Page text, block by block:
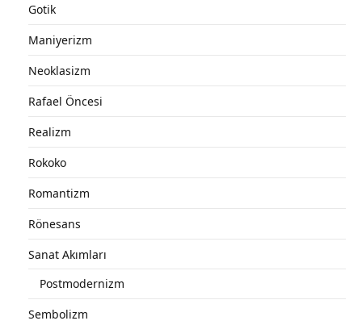
Gotik
Maniyerizm
Neoklasizm
Rafael Öncesi
Realizm
Rokoko
Romantizm
Rönesans
Sanat Akımları
Postmodernizm
Sembolizm